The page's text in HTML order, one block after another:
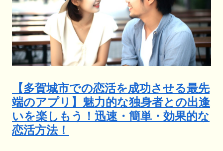
【多賀城市での恋活を成功させる最先
端のアプリ】魅力的な独身者との出逢
いを楽しもう！迅速・簡単・効果的な
恋活方法！